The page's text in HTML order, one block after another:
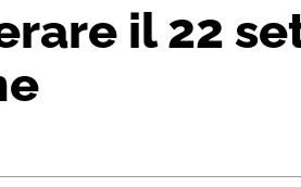
il 22